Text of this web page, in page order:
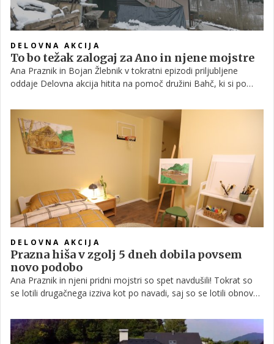
DELOVNA AKCIJA
To bo težak zalogaj za Ano in njene mojstre
Ana Praznik in Bojan Žlebnik v tokratni epizodi priljubljene
oddaje Delovna akcija hitita na pomoč družini Bahč, ki si po
v objemu neokrnjene narave v majhni hišici, ki so jo kupili in za
silo obnovili. Tudi njih mojstri ne bodo pustili na cedilu, a tokrat
bodo mojstri potrebovali več kot zgolj pet dni.
DELOVNA AKCIJA
Prazna hiša v zgolj 5 dneh dobila povsem
novo podobo
Ana Praznik in njeni pridni mojstri so spet navdušili! Tokrat so
se lotili drugačnega izziva kot po navadi, saj so se lotili obnove
delo zato lažje, je tudi to stanovanje skrivalo pasti, ki jih sprva
niso predvideli. A kot smo že vajeni, se izziva niso ustrašili,